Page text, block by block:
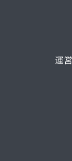
運